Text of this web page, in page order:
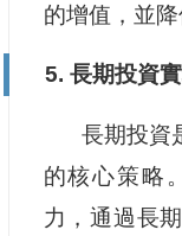
的增值，並降
5. 長期投資
長期投資
的核心策略
力，通過長